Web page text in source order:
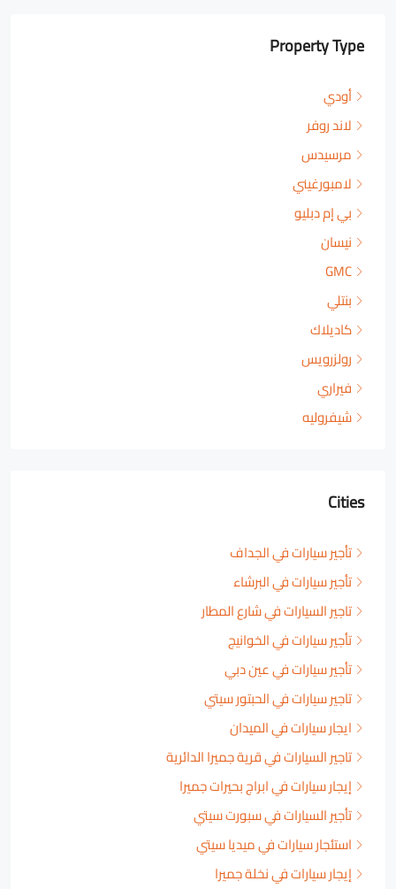
Property Type
أودي
لاند روفر
مرسيدس
لامبورغيني
بي إم دبليو
نيسان
GMC
بنتلي
كاديلاك
رولزرويس
فيراري
شيفروليه
Cities
تأجير سيارات في الجداف
تأجير سيارات في البرشاء
تاجير السيارات في شارع المطار
تأجير سيارات في الخوانيج
تأجير سيارات في عين دبي
تاجير سيارات في الحبتور سيتي
ايجار سيارات في الميدان
تاجير السيارات في قرية جميرا الدائرية
إيجار سيارات في ابراج بحيرات جميرا
تأجير السيارات في سبورت سيتي
استئجار سيارات في ميديا سيتي
إيجار سيارات في نخلة جميرا